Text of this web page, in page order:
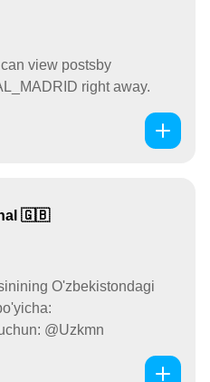
view postsby
right away.
🇬🇧
O'zbekistondagi
@Uzkmn